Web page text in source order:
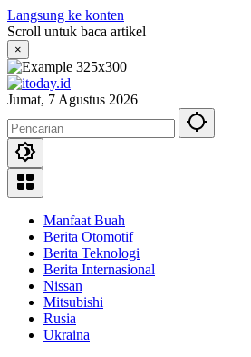
Langsung ke konten
Scroll untuk baca artikel
×
Jumat, 7 Agustus 2026
Manfaat Buah
Berita Otomotif
Berita Teknologi
Berita Internasional
Nissan
Mitsubishi
Rusia
Ukraina